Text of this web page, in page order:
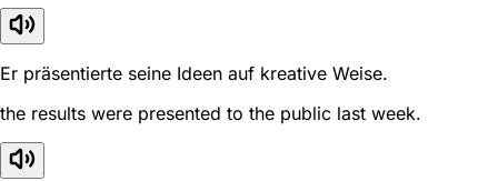
Er präsentierte seine Ideen auf kreative Weise.
the results were presented to the public last week.